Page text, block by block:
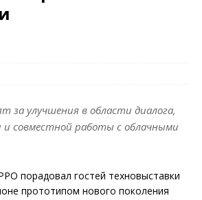
за улучшения в области диалога,
и совместной работы с облачными
порадовал гостей техновыставки
прототипом нового поколения